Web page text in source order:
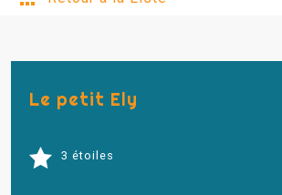
Le petit Ely
3 étoiles